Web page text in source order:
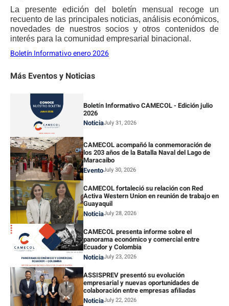
La presente edición del boletín mensual recoge un
recuento de las principales noticias, análisis económicos,
novedades de nuestros socios y otros contenidos de
interés para la comunidad empresarial binacional.
Boletín Informativo enero 2026
Más Eventos y Noticias
Boletín Informativo CAMECOL - Edición julio
2026
NoticiaJuly 31, 2026
CAMECOL acompañó la conmemoración de
los 203 años de la Batalla Naval del Lago de
Maracaibo
EventoJuly 30, 2026
CAMECOL fortaleció su relación con Red
Activa Western Union en reunión de trabajo en
Guayaquil
NoticiaJuly 28, 2026
CAMECOL presenta informe sobre el
panorama económico y comercial entre
Ecuador y Colombia
NoticiaJuly 23, 2026
ASSISPREV presentó su evolución
empresarial y nuevas oportunidades de
colaboración entre empresas afiliadas
NoticiaJuly 22, 2026